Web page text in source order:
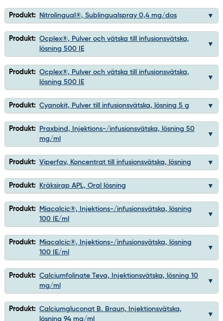
Produkt: Nitrolingual®, Sublingualspray 0,4 mg/dos
Produkt: Ocplex®, Pulver och vätska till infusionsvätska,
lösning 500 IE
Produkt: Ocplex®, Pulver och vätska till infusionsvätska,
lösning 500 IE
Produkt: Cyanokit, Pulver till infusionsvätska, lösning 5 g
Produkt:
Praxbind, Injektions-/infusionsvätska, lösning 50
mg/ml
Produkt: Viperfav, Koncentrat till infusionsvätska, lösning
Produkt: Kräksirap APL, Oral lösning
Produkt:
Miacalcic®, Injektions-/infusionsvätska, lösning
100 IE/ml
Produkt:
Miacalcic®, Injektions-/infusionsvätska, lösning
100 IE/ml
Produkt: Calciumfolinate Teva, Injektionsvätska, lösning 10
mg/ml
Produkt: Calciumgluconat B. Braun, Injektionsvätska,
lösning 94 mg/ml